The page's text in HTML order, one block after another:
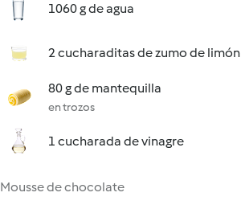
1060 g de agua
2 cucharaditas de zumo de limón
80 g de mantequilla
en trozos
1 cucharada de vinagre
Mousse de chocolate